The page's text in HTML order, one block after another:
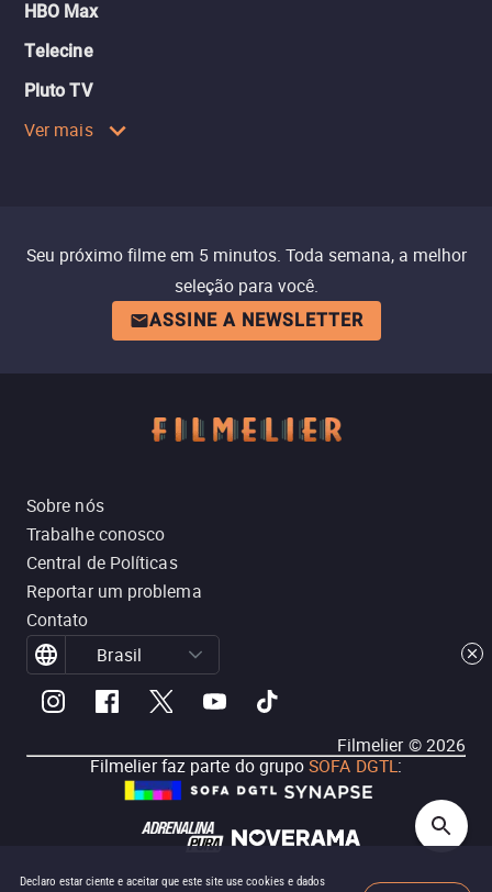
Declaro estar ciente e aceitar que este site use cookies e dados
HBO Max
Telecine
Pluto TV
Ver mais
Seu próximo filme em 5 minutos. Toda semana, a melhor
seleção para você.
ASSINE A NEWSLETTER
Sobre nós
Trabalhe conosco
Central de Políticas
Reportar um problema
Contato
Brasil
Filmelier ©2026
Filmelier faz parte do grupoSOFA DGTL: